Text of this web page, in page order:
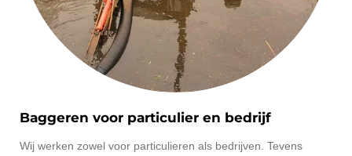
Baggeren voor particulier en bedrijf
Wij werken zowel voor particulieren als bedrijven. Tevens